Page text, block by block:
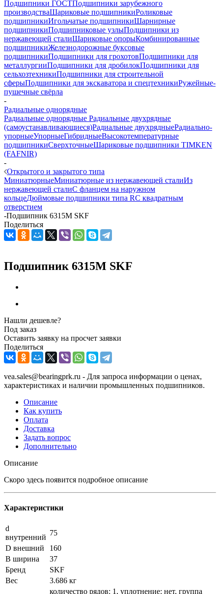
Подшипники ГОСТПодшипники зарубежного
производстваШариковые подшипникиРоликовые
подшипникиИгольчатые подшипникиШарнирные
подшипникиПодшипниковые узлыПодшипники из
нержавеющей сталиШариковые опорыКомбинированные
подшипникиЖелезнодорожные буксовые
подшипникиПодшипники для грохотовПодшипники для
металлургииПодшипники для дробилокПодшипники для
сельхозтехникиПодшипники для строительной
сферыПодшипники для экскаватора и спецтехникиРужейные-
пушечные свёрла
-
Радиальные однорядные
Радиальные однорядные Радиальные двухрядные
(самоустанавливающиеся)Радиальные двухрядныеРадиально-
упорныеУпорныеГибридныеВысокотемпературные
подшипникиСверхточныеШариковые подшипники TIMKEN
(FAFNIR)
-
Открытого и закрытого типа
МиниатюрныеМиниатюрные из нержавеющей сталиИз
нержавеющей сталиС фланцем на наружном
кольцеДюймовые подшипники типа RС квадратным
отверстием
-Подшипник 6315M SKF
Поделиться
Подшипник 6315M SKF
Нашли дешевле?
Под заказ
Оставить заявку на просчет заявки
Поделиться
vea.sales@bearingprk.ru - Для запроса информации о ценах,
характеристиках и наличии промышленных подшипников.
Описание
Как купить
Оплата
Доставка
Задать вопрос
Дополнительно
Описание
Скоро здесь появится подробное описание
Характеристики
d
внутренний
75
D внешний
160
B ширина
37
Бренд
SKF
Вес
3.686 кг
количество рядов: 1, уплотнение: нет, группа